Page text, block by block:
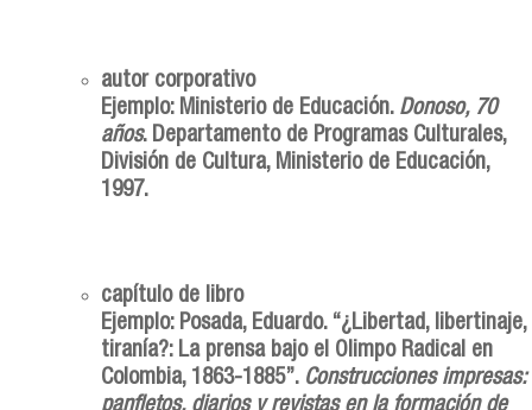
autor corporativo
Ejemplo: Ministerio de Educación. Donoso, 70
años. Departamento de Programas Culturales,
División de Cultura, Ministerio de Educación,
1997.
capítulo de libro
Ejemplo: Posada, Eduardo. “¿Libertad, libertinaje,
tiranía?: La prensa bajo el Olimpo Radical en
Colombia, 1863-1885”. Construcciones impresas: